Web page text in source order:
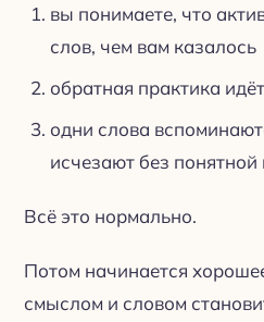
вы понимаете, что
слов, чем вам казалось
обратная практика
одни слова
исчезают без
Всё это нормально.
Потом начинается
смыслом и словом